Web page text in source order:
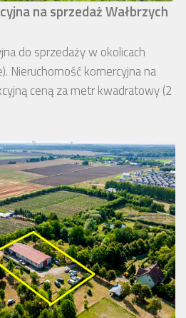
na sprzedaż Wałbrzych
do sprzedaży w okolicach
Nieruchomość komercyjna na
ceną za metr kwadratowy (2